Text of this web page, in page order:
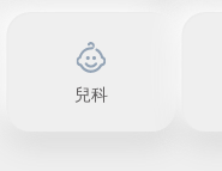
兒科